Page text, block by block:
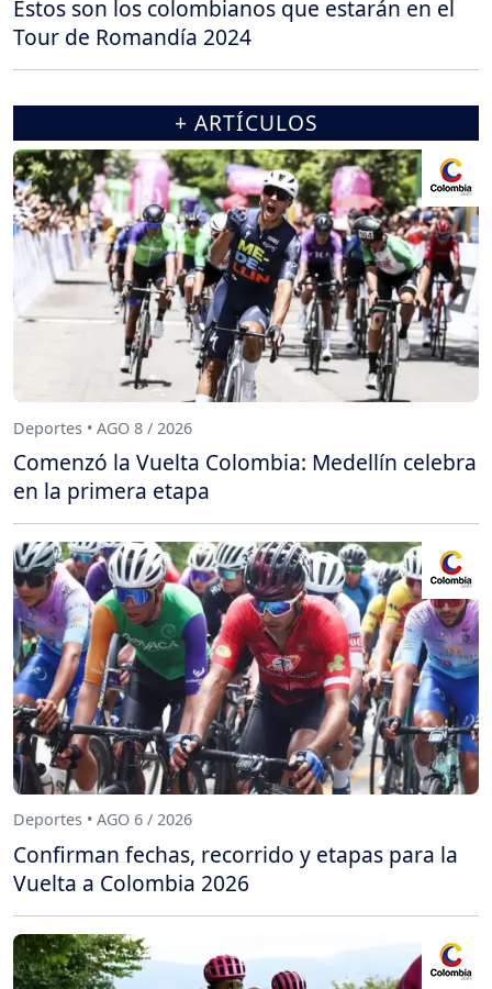
Estos son los colombianos que estarán en el
Tour de Romandía 2024
+ ARTÍCULOS
Deportes • AGO 8 / 2026
Comenzó la Vuelta Colombia: Medellín celebra
en la primera etapa
Deportes • AGO 6 / 2026
Confirman fechas, recorrido y etapas para la
Vuelta a Colombia 2026